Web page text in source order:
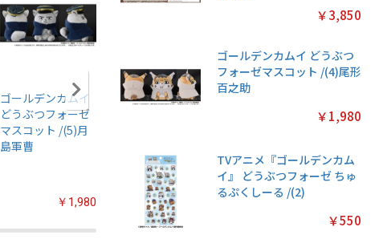
ゴールデンカムイ
どうぶつフォーゼ
マスコット /(5)月
島軍曹
￥1,980
アニメ『僕のヒー
￥2,200
ちいかわ あつめて
￥2,200
クリア
パック
￥3,850
ゴールデンカムイ どうぶつ
フォーゼマスコット /(4)尾形
百之助
￥1,980
TVアニメ『ゴールデンカム
イ』 どうぶつフォーゼ ちゅ
るぷくしーる /(2)
￥550